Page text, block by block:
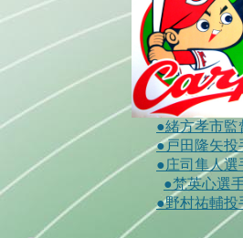
●緒方孝市監
●戸田隆矢投
●庄司隼人選
●梵英心選
●野村祐輔投